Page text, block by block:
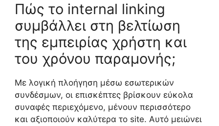
Πώς το internal linking
συμβάλλει στη βελτίωση
της εμπειρίας χρήστη και
του χρόνου παραμονής;
Με λογική πλοήγηση μέσω εσωτερικών
συνδέσμων, οι επισκέπτες βρίσκουν εύκολα
συναφές περιεχόμενο, μένουν περισσότερο
και αξιοποιούν καλύτερα το site. Αυτό μειώνει